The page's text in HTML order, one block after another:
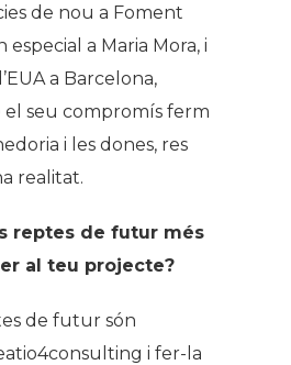
de nou a Foment
a Maria Mora, i
a Barcelona,
el seu compromís ferm
i les dones, res
realitat.
reptes de futur més
al teu projecte?
de futur són
i fer-la